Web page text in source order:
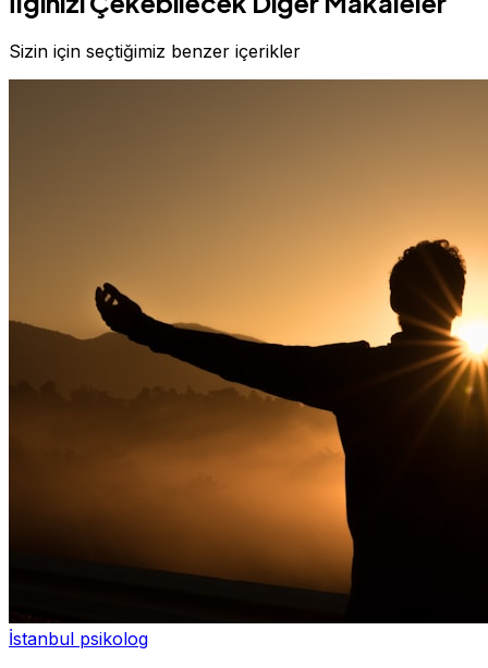
Sizin için seçtiğimiz benzer içerikler
İstanbul psikolog